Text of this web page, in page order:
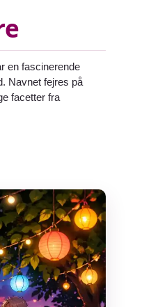
en fascinerende
Navnet fejres på
facetter fra